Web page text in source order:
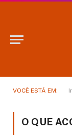
VOCÊ ESTÁ EM:
O QUE